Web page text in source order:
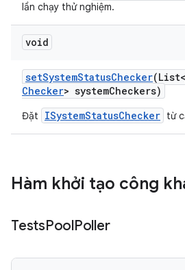
lần chạy thử nghiệm.
void
setSystemStatusChecker(List<
Checker> systemCheckers)
Đặt ISystemStatusChecker từ
Hàm khởi tạo công
TestsPoolPoller